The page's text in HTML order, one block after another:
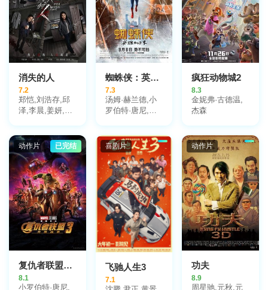
消失的人
7.2
郑恺,刘浩存,邱
泽,李晨,姜妍,黄
哲,冯雪雅,汤心
一
蜘蛛侠：英雄归来
7.3
汤姆·赫兰德,小
罗伯特·唐尼,玛
巴特朗,托尼·雷
沃罗利,赞达亚,
乔恩·费儒,亚伯
拉罕·阿塔哈,劳
拉·哈里尔,迈克
尔·巴尔别里,罗
根·马歇尔-格林,
马丁·斯塔尔,唐
纳德·格洛弗,汉
尼拔·布勒斯,迈
克尔·曼多,博基
姆·伍德拜因,肯
尼斯·崔,詹妮弗·
康纳利,格温妮斯
疯狂动物城2
8.3
金妮弗·古德温,
杰森
动作片 已完结
复仇者联盟3：无限战争
8.1
小罗伯特·唐尼,
喜剧片
飞驰人生3
7.1
动作片
功夫
8.9
周星驰,元秋,元